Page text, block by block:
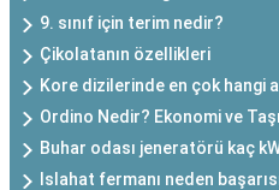
9. sınıf için terim nedir?
Çikolatanın özellikleri
Kore dizilerinde en çok hangi
Ordino Nedir? Ekonomi ve
Buhar odası jeneratörü kaç
Islahat fermanı neden